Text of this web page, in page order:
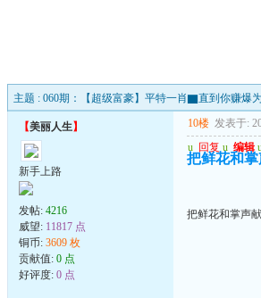
主题 : 060期：【超级富豪】平特一肖▇直到你赚爆
【美丽人生】
新手上路
发帖: 4216
威望: 11817 点
铜币: 3609 枚
贡献值: 0 点
好评度: 0 点
10楼 发表于:
u 回复 u 编辑
把鲜花和
把鲜花和掌声